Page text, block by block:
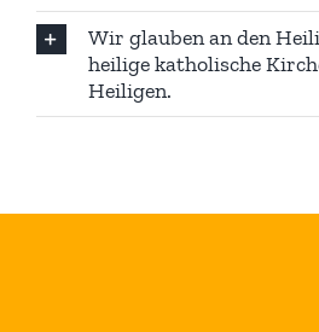
Wir glauben an den
heilige katholische
Heiligen.